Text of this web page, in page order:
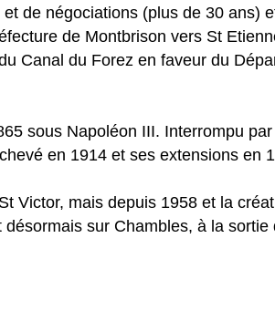
de négociations (plus de 30 ans)
de Montbrison vers St
Canal du Forez en faveur du
sous Napoléon III. Interrompu
en 1914 et ses extensions en
Victor, mais depuis 1958 et la
sur Chambles, à la sortie